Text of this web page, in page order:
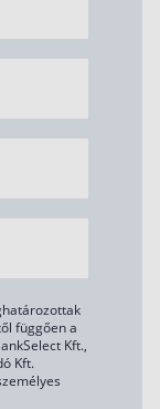
függően a
Kft.,
Kft.